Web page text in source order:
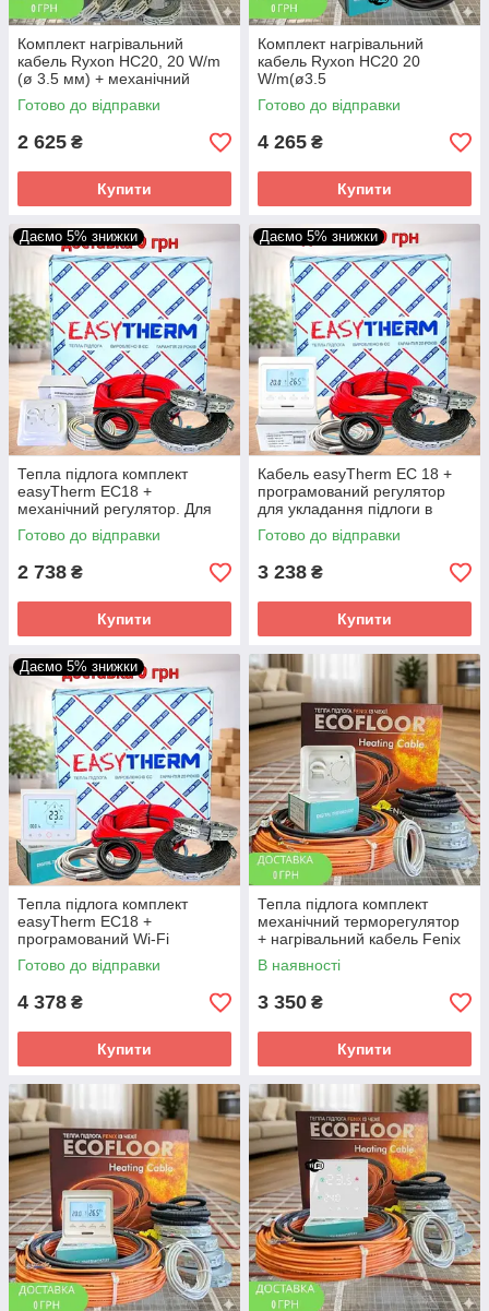
Комплект нагрівальний
кабель Ryxon HC20, 20 W/m
(ø 3.5 мм) + механічний
терморегулятор
Готово до відправки
2 625 ₴
Купити
Комплект нагрівальний
кабель Ryxon HC20 20
W/m(ø3.5
мм)+терморегулятор
сенсорний
Готово до відправки
4 265 ₴
Купити
Даємо 5% знижки
Тепла підлога комплект
easyTherm EC18 +
механічний регулятор. Для
укладання в стяжку і під
плитку
Готово до відправки
2 738 ₴
Купити
Даємо 5% знижки
Кабель easyTherm EC 18 +
програмований регулятор
для укладання підлоги в
стяжку
Готово до відправки
3 238 ₴
Купити
Даємо 5% знижки
Тепла підлога комплект
easyTherm EC18 +
програмований Wi-Fi
регулятор. Для укладання в
стяжку і під плитку
Готово до відправки
4 378 ₴
Купити
Тепла підлога комплект
механічний терморегулятор
+ нагрівальний кабель Fenix
ADSV10
В наявності
3 350 ₴
Купити